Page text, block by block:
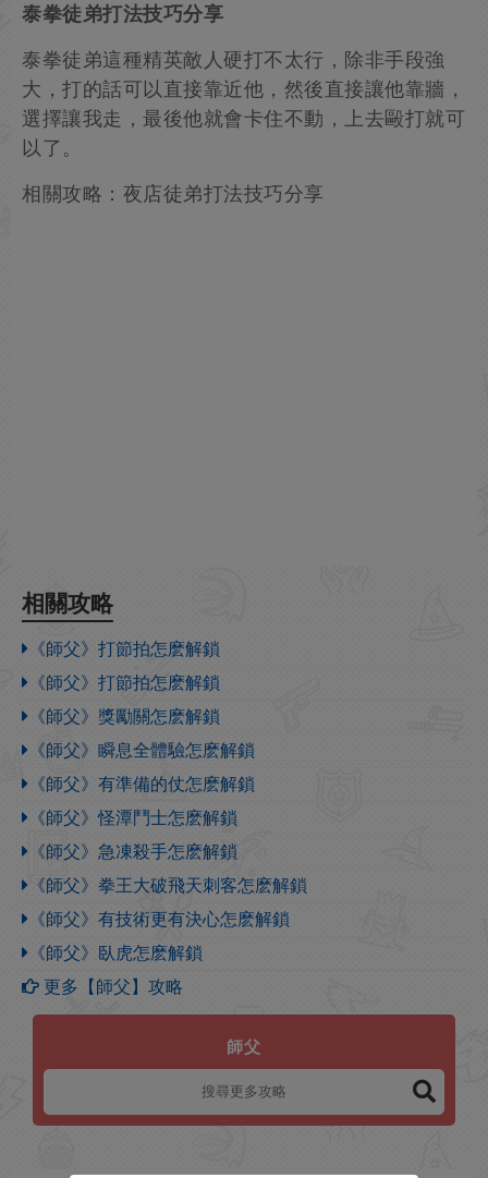
泰拳徒弟打法技巧分享
泰拳徒弟這種精英敵人硬打不太行，除非手段強
大，打的話可以直接靠近他，然後直接讓他靠牆，
選擇讓我走，最後他就會卡住不動，上去毆打就可
以了。
相關攻略：夜店徒弟打法技巧分享
相關攻略
《師父》打節拍怎麽解鎖
《師父》打節拍怎麽解鎖
《師父》獎勵關怎麽解鎖
《師父》瞬息全體驗怎麽解鎖
《師父》有準備的仗怎麽解鎖
《師父》怪潭鬥士怎麽解鎖
《師父》急凍殺手怎麽解鎖
《師父》拳王大破飛天刺客怎麽解鎖
《師父》有技術更有決心怎麽解鎖
《師父》臥虎怎麽解鎖
更多【師父】攻略
師父